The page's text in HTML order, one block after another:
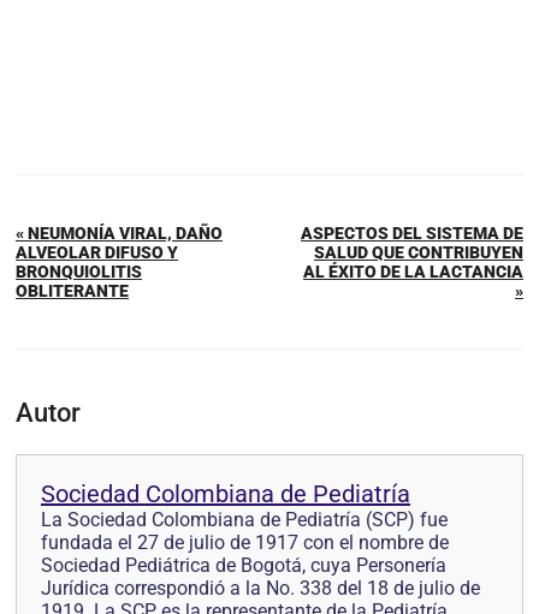
« NEUMONÍA VIRAL, DAÑO
ALVEOLAR DIFUSO Y
BRONQUIOLITIS
OBLITERANTE
ASPECTOS DEL SISTEMA DE
SALUD QUE CONTRIBUYEN
AL ÉXITO DE LA LACTANCIA
»
Autor
Sociedad Colombiana de Pediatría
La Sociedad Colombiana de Pediatría (SCP) fue
fundada el 27 de julio de 1917 con el nombre de
Sociedad Pediátrica de Bogotá, cuya Personería
Jurídica correspondió a la No. 338 del 18 de julio de